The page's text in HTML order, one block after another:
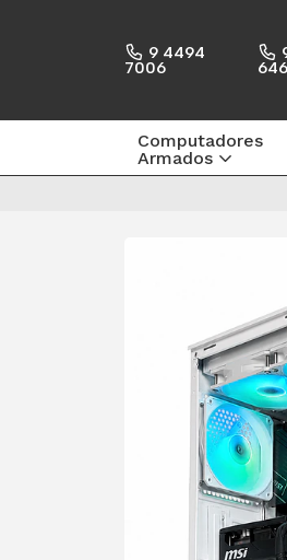
9 4494
7006
Computadores
Armados